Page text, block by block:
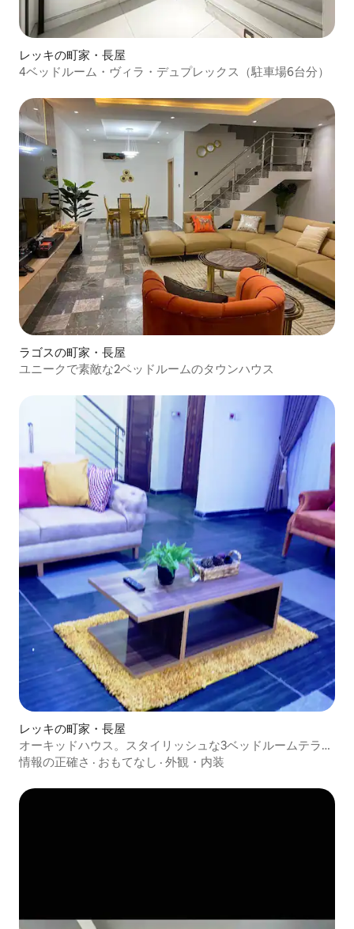
レッキの町家・長屋
4ベッドルーム・ヴィラ・デュプレックス（駐車場6台分）
ラゴスの町家・長屋
ユニークで素敵な2ベッドルームのタウンハウス
レッキの町家・長屋
オーキッドハウス。スタイリッシュな3ベッドルームテラス
デュプレックス。Wi-Fi
情報の正確さ · おもてなし · 外観・内装